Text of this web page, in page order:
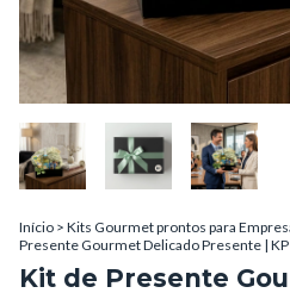
Início > Kits Gourmet prontos para
Presente Gourmet Delicado Presente | KP
Kit de Presente